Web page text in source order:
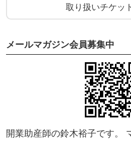
取り扱いチケッ
メールマガジン会員募集中
開業助産師の鈴木裕子です。